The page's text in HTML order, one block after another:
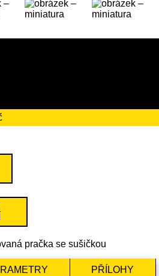
pračka se sušičkou
PŘÍLOHY